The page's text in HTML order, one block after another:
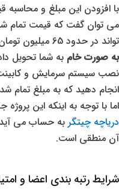
با افزودن این مبلغ و محاسبه
می توان گفت که قیمت تمام
تواند در حدود 65 میلیون تومان باشد که
به صورت خام به شما تحویل
نصب سیستم سرمایش و کابینت
انجام دهید که به مبلغ تمام
اما با توجه به اینکه این پروژه
دریاچه چیتگر به حساب می
آن منطقی است.
شرایط رتبه بندی اعضا و